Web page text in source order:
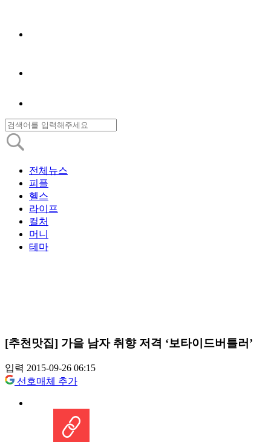
전체뉴스
피플
헬스
라이프
컬처
머니
테마
[추천맛집] 가을 남자 취향 저격 ‘보타이드버틀러’
입력 2015-09-26 06:15
선호매체 추가